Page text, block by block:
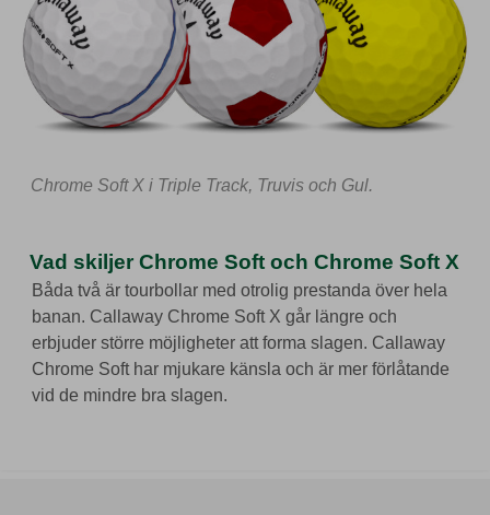
Chrome Soft X i Triple Track, Truvis och Gul.
Vad skiljer Chrome Soft och Chrome Soft X
Båda två är tourbollar med otrolig prestanda över hela
banan. Callaway Chrome Soft X går längre och
erbjuder större möjligheter att forma slagen. Callaway
Chrome Soft har mjukare känsla och är mer förlåtande
vid de mindre bra slagen.